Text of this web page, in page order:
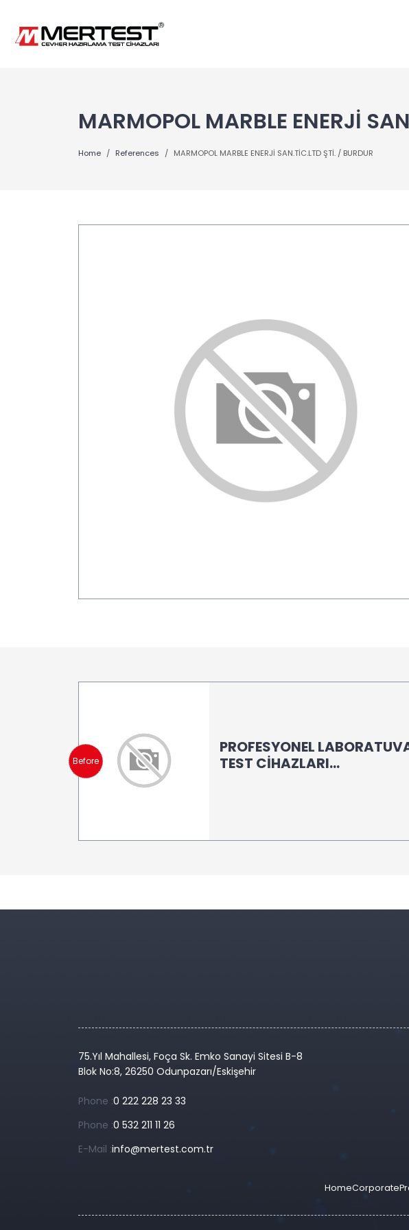
MARMOPOL MARBLE ENERJİ
Home References MARMOPOL MARBLE ENERJİ SAN.TİC.LTD ŞTİ. / BURDUR
Before
PROFESYONEL
TEST CİHAZLARI
75.Yıl Mahallesi, Foça Sk. Emko Sanayi Sitesi B-8
Blok No:8, 26250 Odunpazarı/Eskişehir
Phone :0 222 228 23 33
Phone :0 532 211 11 26
E-Mail :info@mertest.com.tr
HomeCorporate